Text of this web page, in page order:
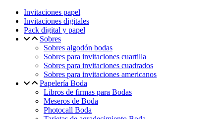
Invitaciones papel
Invitaciones digitales
Pack digital y papel
Sobres
Sobres algodón bodas
Sobres para invitaciones cuartilla
Sobres para invitaciones cuadrados
Sobres para invitaciones americanos
Papelería Boda
Libros de firmas para Bodas
Meseros de Boda
Photocall Boda